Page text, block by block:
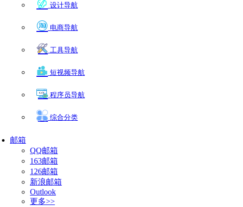
设计导航
电商导航
工具导航
短视频导航
程序员导航
综合分类
邮箱
QQ邮箱
163邮箱
126邮箱
新浪邮箱
Outlook
更多>>